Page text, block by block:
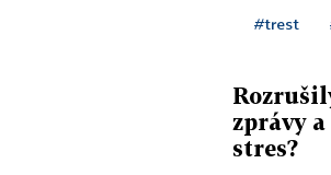
#trest
zprávy
stres?